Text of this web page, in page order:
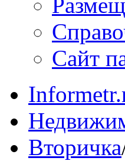
Сайт
Вторичка